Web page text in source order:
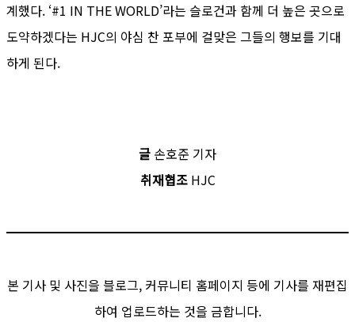
계했다. ‘#1 IN THE WORLD’라는 슬로건과 함께 더 높은 곳으로
도약하겠다는 HJC의 야심 찬 포부에 걸맞은 그들의 행보를 기대
하게 된다.
글 손호준 기자
취재협조HJC
본 기사 및 사진을 블로그, 커뮤니티 홈페이지 등에 기사를 재편집
하여 업로드하는 것을 금합니다.